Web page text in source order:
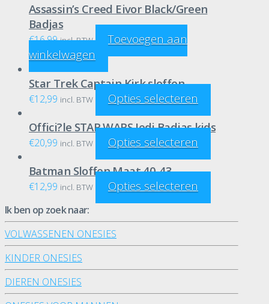
Assassin’s Creed Eivor Black/Green
Badjas
€16,99 incl. BTW
Toevoegen aan
winkelwagen
Star Trek Captain Kirk sloffen
€12,99 incl. BTW Opties selecteren
Offici?le STAR WARS Jedi Badjas kids
€20,99 incl. BTW Opties selecteren
Batman Sloffen Maat 40-43
€12,99 incl. BTW Opties selecteren
Ik ben op zoek naar:
VOLWASSENEN ONESIES
KINDER ONESIES
DIEREN ONESIES